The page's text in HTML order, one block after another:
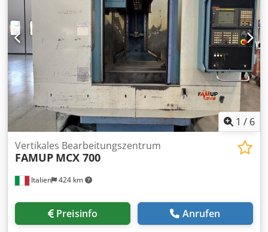
1 / 6
Italien 424 km
Vertikales Bearbeitungszentrum
FAMUP MCX 700
Preisinfo Anrufen